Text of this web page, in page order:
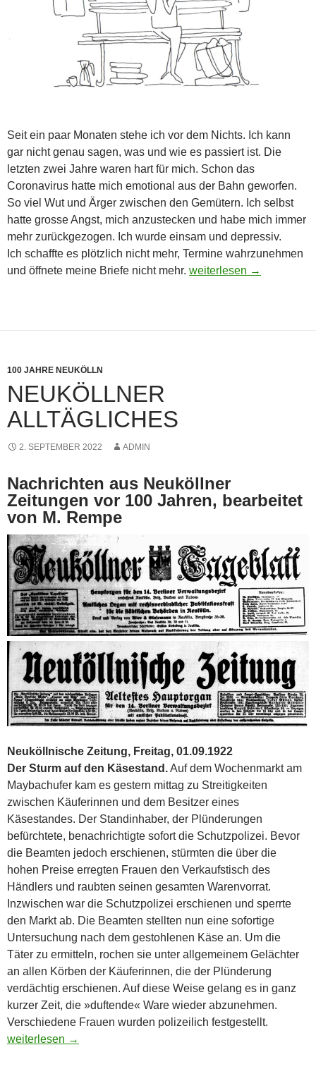
Seit ein paar Monaten stehe ich vor dem Nichts. Ich kann
gar nicht genau sagen, was und wie es passiert ist. Die
letzten zwei Jahre waren hart für mich. Schon das
Coronavirus hatte mich emotional aus der Bahn geworfen.
So viel Wut und Ärger zwischen den Gemütern. Ich selbst
hatte grosse Angst, mich anzustecken und habe mich immer
mehr zurückgezogen. Ich wurde einsam und depressiv.
Ich schaffte es plötzlich nicht mehr, Termine wahrzunehmen
und öffnete meine Briefe nicht mehr. Plötzlich vor dem Aus
weiterlesen →
100 JAHRE NEUKÖLLN
NEUKÖLLNER
ALLTÄGLICHES
2. SEPTEMBER 2022 ADMIN
Nachrichten aus Neuköllner
Zeitungen vor 100 Jahren, bearbeitet
von M. Rempe
Neuköllnische Zeitung, Freitag, 01.09.1922
Der Sturm auf den Käsestand.Auf dem Wochenmarkt am
Maybachufer kam es gestern mittag zu Streitigkeiten
zwischen Käuferinnen und dem Besitzer eines
Käsestandes. Der Stand­inhaber, der Plünderungen
befürchtete, benachrichtigte sofort die Schutzpolizei. Bevor
die Beamten jedoch erschienen, stürmten die über die
hohen Preise erregten Frauen den Verkaufs­tisch des
Händlers und raubten seinen gesamten Warenvorrat.
Inzwischen war die Schutzpolizei erschienen und sperrte
den Markt ab. Die Beamten stellten nun eine sofortige
Untersuchung nach dem gestohlenen Käse an. Um die
Täter zu ermitteln, rochen sie unter allgemeinem Gelächter
an allen Körben der Käuferinnen, die der Plünderung
verdächtig erschienen. Auf diese Weise gelang es in ganz
kurzer Zeit, die »duftende« Ware wieder abzunehmen.
Verschiedene Frauen wurden polizeilich festgestellt.
Neuköllner Alltägliches
weiterlesen →